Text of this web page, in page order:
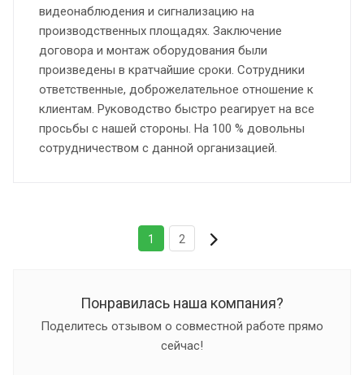
видеонаблюдения и сигнализацию на
производственных площадях. Заключение
договора и монтаж оборудования были
произведены в кратчайшие сроки. Сотрудники
ответственные, доброжелательное отношение к
клиентам. Руководство быстро реагирует на все
просьбы с нашей стороны. На 100 % довольны
сотрудничеством с данной организацией.
1 2
Понравилась наша компания?
Поделитесь отзывом о совместной работе прямо
сейчас!